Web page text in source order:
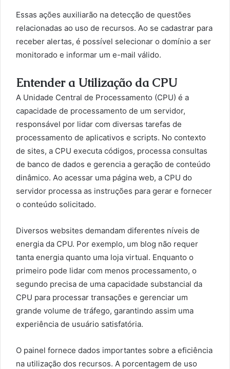
Essas ações auxiliarão na detecção de questões
relacionadas ao uso de recursos. Ao se cadastrar para
receber alertas, é possível selecionar o domínio a ser
monitorado e informar um e-mail válido.
Entender a Utilização da CPU
A Unidade Central de Processamento (CPU) é a
capacidade de processamento de um servidor,
responsável por lidar com diversas tarefas de
processamento de aplicativos e scripts. No contexto
de sites, a CPU executa códigos, processa consultas
de banco de dados e gerencia a geração de conteúdo
dinâmico. Ao acessar uma página web, a CPU do
servidor processa as instruções para gerar e fornecer
o conteúdo solicitado.
Diversos websites demandam diferentes níveis de
energia da CPU. Por exemplo, um blog não requer
tanta energia quanto uma loja virtual. Enquanto o
primeiro pode lidar com menos processamento, o
segundo precisa de uma capacidade substancial da
CPU para processar transações e gerenciar um
grande volume de tráfego, garantindo assim uma
experiência de usuário satisfatória.
O painel fornece dados importantes sobre a eficiência
na utilização dos recursos. A porcentagem de uso